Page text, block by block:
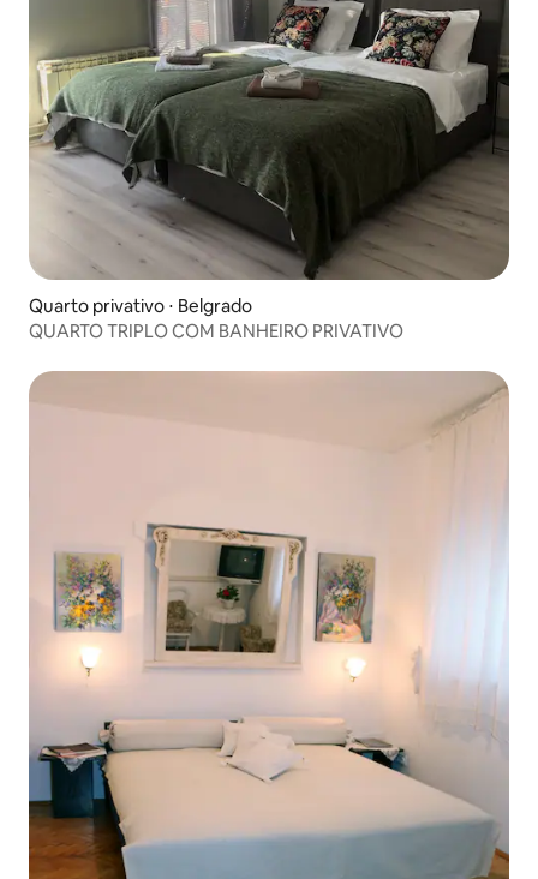
Quarto privativo ⋅ Belgrado
QUARTO TRIPLO COM BANHEIRO PRIVATIVO